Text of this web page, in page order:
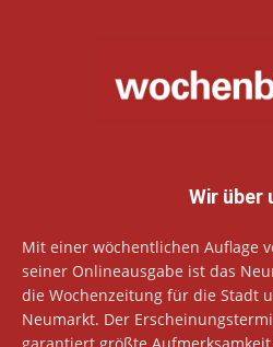
Wir über
Mit einer wöchentlichen Auflage
seiner Onlineausgabe ist das
die Wochenzeitung für die Stadt
Neumarkt. Der
garantiert größte